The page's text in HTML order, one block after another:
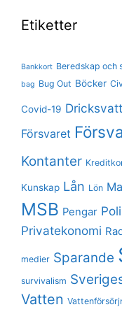
Etiketter
Bankkort Beredskap och
bag Bug Out Böcker
Covid-19
Försvaret
Kontanter
Kunskap Lån Lön
MSB Pengar
Privatekonomi
medier Sparande
survivalism
Vatten